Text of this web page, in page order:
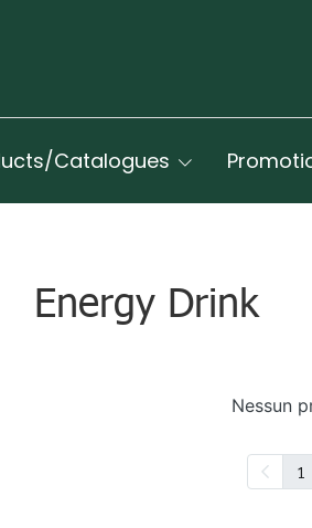
Catalogues
Energy Drink
Nessun
1